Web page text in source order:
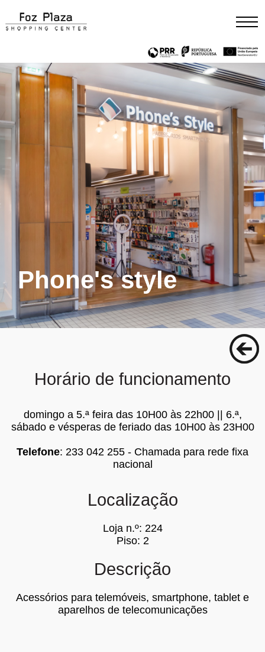
Phone's style
Horário de funcionamento
domingo a 5.ª feira das 10H00 às 22h00 || 6.ª,
sábado e vésperas de feriado das 10H00 às 23H00
Telefone: 233 042 255 - Chamada para rede fixa
nacional
Localização
Loja n.º: 224
Piso: 2
Descrição
Acessórios para telemóveis, smartphone, tablet e
aparelhos de telecomunicações